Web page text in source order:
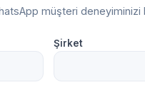
müşteri deneyiminizi
Şirket